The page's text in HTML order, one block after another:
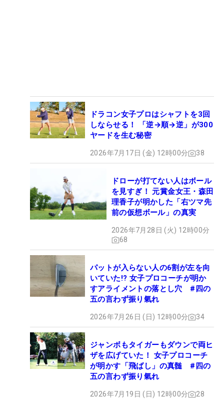
ドラコン女子プロはシャフトを3回
しならせる！ 「逆→順→逆」が300
ヤードを生む秘密
2026年7月17日 (金) 12時00分 38
ドローが打てない人はボール
を見すぎ！ 元賞金女王・森田
理香子が明かした「右ツマ先
前の仮想ボール」の真実
2026年7月28日 (火) 12時00分
68
パットが入らない人の6割が左を向
いていた!? 女子プロコーチが明か
すアライメントの落とし穴 #四の
五の言わず振り氣れ
2026年7月26日 (日) 12時00分 34
ジャンボもタイガーもダウンで両ヒ
ザを広げていた！ 女子プロコーチ
が明かす「飛ばし」の真髄 #四の
五の言わず振り氣れ
2026年7月19日 (日) 12時00分 28